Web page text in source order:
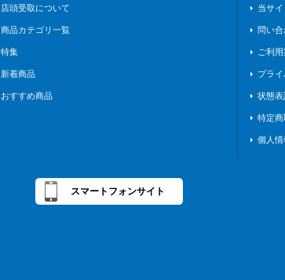
店頭受取について
商品カテゴリ一覧
特集
新着商品
おすすめ商品
当サ
問い合
ご利
プラ
状態表
特定
個人
スマートフォンサイト